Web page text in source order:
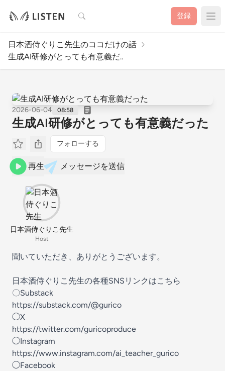
検索 登録
日本酒侍ぐりこ先生のココだけの話
生成AI研修がとっても有意義だ..
2026-06-04 08:58
生成AI研修がとっても有意義だった
フォローする
再生 メッセージを送信
日本酒侍ぐりこ先生
Host
聞いていただき、ありがとうございます。
日本酒侍ぐりこ先生の各種SNSリンクはこちら
〇Substack
https://substack.com/@gurico
◯X
https://twitter.com/guricoproduce
◯Instagram
https://www.instagram.com/ai_teacher_gurico
◯Facebook